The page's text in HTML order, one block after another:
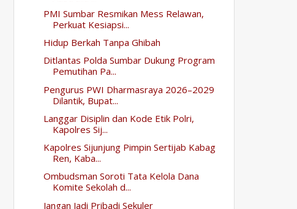
PMI Sumbar Resmikan Mess Relawan,
Perkuat Kesiapsi...
Hidup Berkah Tanpa Ghibah
Ditlantas Polda Sumbar Dukung Program
Pemutihan Pa...
Pengurus PWI Dharmasraya 2026–2029
Dilantik, Bupat...
Langgar Disiplin dan Kode Etik Polri,
Kapolres Sij...
Kapolres Sijunjung Pimpin Sertijab Kabag
Ren, Kaba...
Ombudsman Soroti Tata Kelola Dana
Komite Sekolah d...
Jangan Jadi Pribadi Sekuler